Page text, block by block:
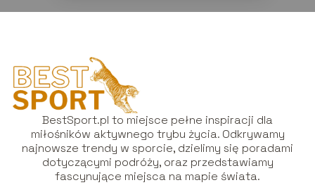
BestSport.pl to miejsce pełne inspiracji dla
miłośników aktywnego trybu życia. Odkrywamy
najnowsze trendy w sporcie, dzielimy się poradami
dotyczącymi podróży, oraz przedstawiamy
fascynujące miejsca na mapie świata.